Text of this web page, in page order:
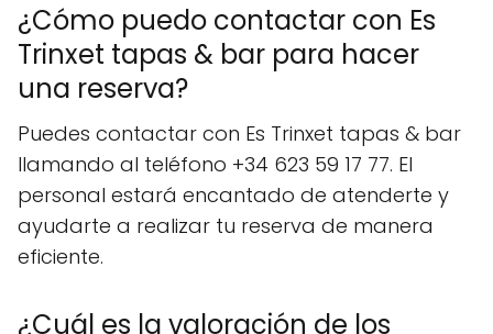
¿Cómo puedo contactar con Es
Trinxet tapas & bar para hacer
una reserva?
Puedes contactar con Es Trinxet tapas & bar
llamando al teléfono +34 623 59 17 77. El
personal estará encantado de atenderte y
ayudarte a realizar tu reserva de manera
eficiente.
¿Cuál es la valoración de los